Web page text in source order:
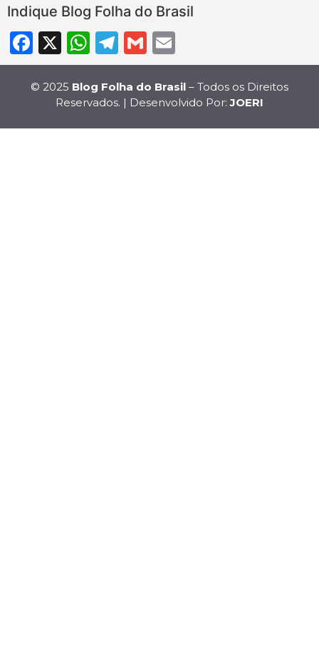
Indique Blog Folha do Brasil
Facebook
X WhatsApp
Telegram
Gmail
© 2025 Blog Folha do Brasil – Todos os Direitos
Reservados. | Desenvolvido Por:JOERI